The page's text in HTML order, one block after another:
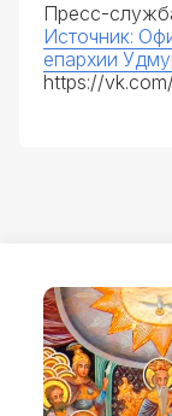
Пресс-
Источник:
епархии
https://